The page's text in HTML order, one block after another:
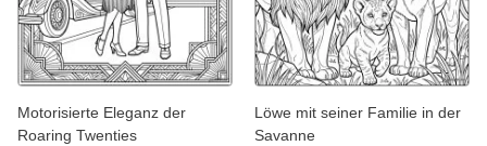
Motorisierte Eleganz der
Roaring Twenties
Löwe mit seiner Familie in der
Savanne